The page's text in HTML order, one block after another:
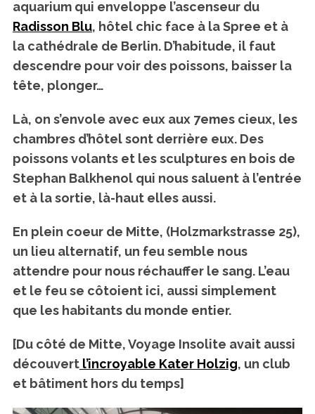
aquarium qui enveloppe l’ascenseur du
Radisson Blu, hôtel chic face à la Spree et à
la cathédrale de Berlin. D’habitude, il faut
descendre pour voir des poissons, baisser la
tête, plonger…
Là, on s’envole avec eux aux 7emes cieux, les
chambres d’hôtel sont derrière eux. Des
poissons volants et les sculptures en bois de
Stephan Balkhenol qui nous saluent à l’entrée
et à la sortie, là-haut elles aussi.
En plein coeur de Mitte, (Holzmarkstrasse 25),
un lieu alternatif, un feu semble nous
attendre pour nous réchauffer le sang. L’eau
et le feu se côtoient ici, aussi simplement
que les habitants du monde entier.
[Du côté de Mitte, Voyage Insolite avait aussi
découvertl’incroyable Kater Holzig, un club
et bâtiment hors du temps]